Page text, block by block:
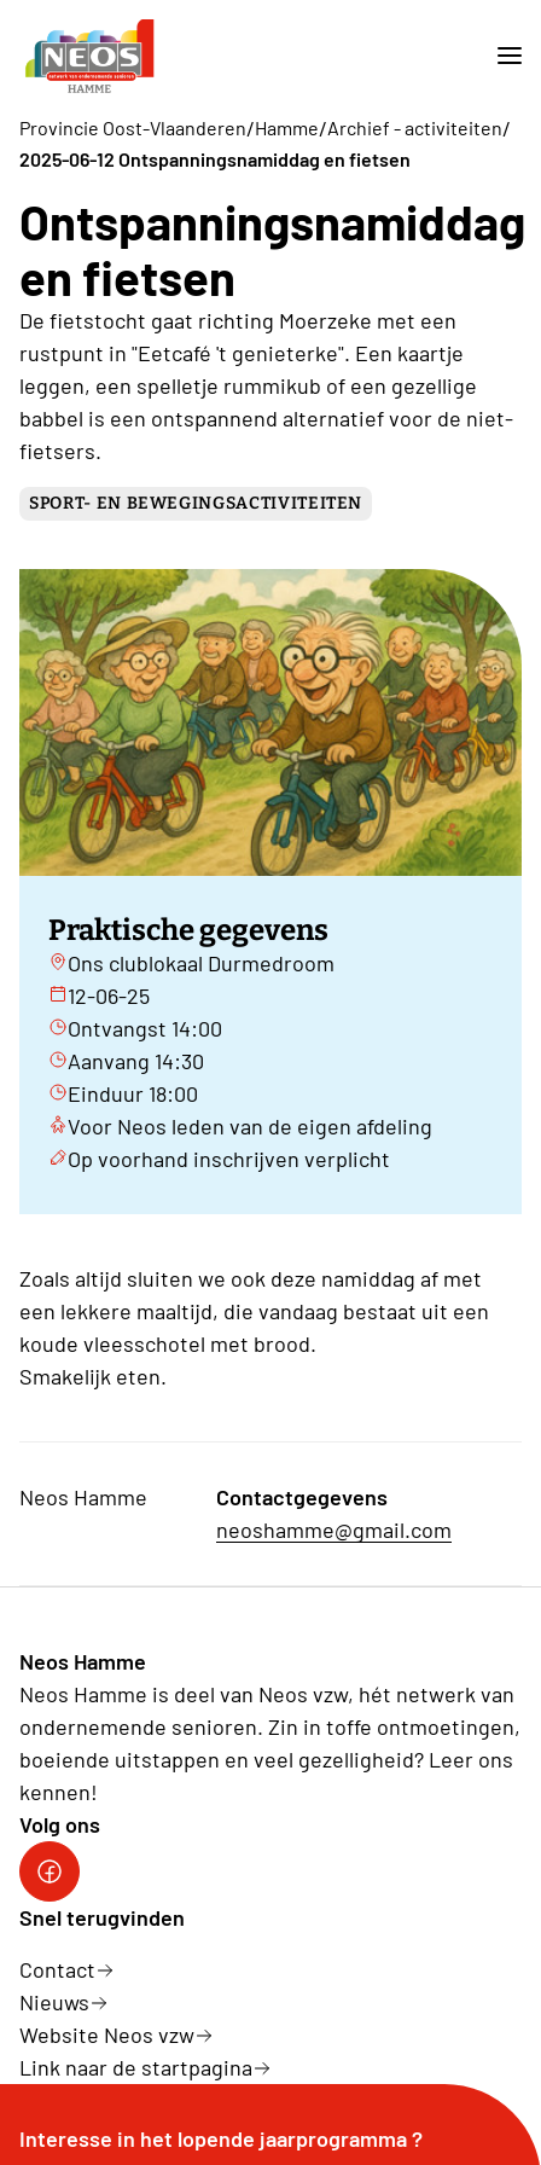
Provincie Oost-Vlaanderen/Hamme/Archief - activiteiten/
2025-06-12 Ontspanningsnamiddag en fietsen
Ontspanningsnamiddag
en fietsen
De fietstocht gaat richting Moerzeke met een
rustpunt in "Eetcafé 't genieterke". Een kaartje
leggen, een spelletje rummikub of een gezellige
babbel is een ontspannend alternatief voor de niet-
fietsers.
SPORT- EN BEWEGINGSACTIVITEITEN
Praktische gegevens
Ons clublokaal Durmedroom
12-06-25
Ontvangst 14:00
Aanvang 14:30
Einduur 18:00
Voor Neos leden van de eigen afdeling
Op voorhand inschrijven verplicht
Zoals altijd sluiten we ook deze namiddag af met
een lekkere maaltijd, die vandaag bestaat uit een
koude vleesschotel met brood.
Smakelijk eten.
Neos Hamme
Contactgegevens
neoshamme@gmail.com
Neos Hamme
Neos Hamme is deel van Neos vzw, hét netwerk van
ondernemende senioren. Zin in toffe ontmoetingen,
boeiende uitstappen en veel gezelligheid? Leer ons
kennen!
Volg ons
Facebook Neos Hamme
Snel terugvinden
Contact
Nieuws
Website Neos vzw
Link naar de startpagina
Interesse in het lopende jaarprogramma ?